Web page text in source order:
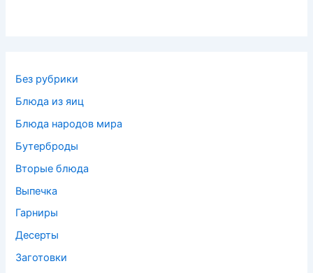
Без рубрики
Блюда из яиц
Блюда народов мира
Бутерброды
Вторые блюда
Выпечка
Гарниры
Десерты
Заготовки